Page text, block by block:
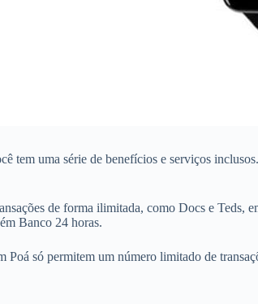
tem uma série de benefícios e serviços
de forma ilimitada, como Docs e Teds,
Banco 24 horas.
só permitem um número limitado de